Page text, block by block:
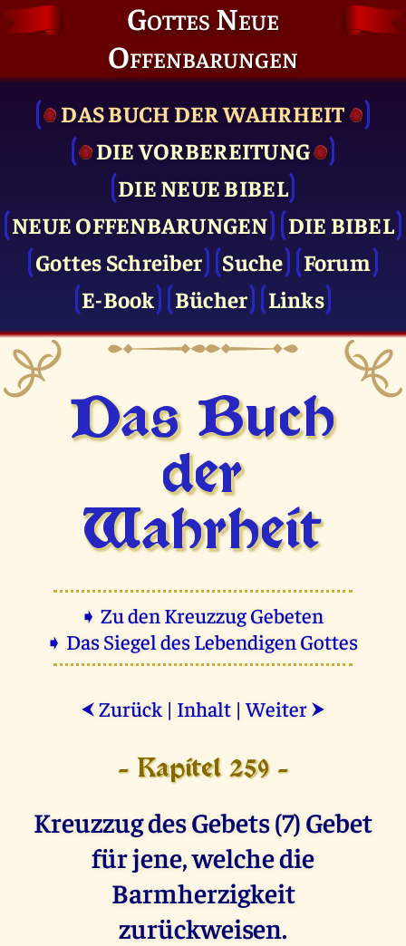
Gottes Neue
Offenbarungen
DAS BUCH DER WAHRHEIT
DIE VOR­BEREITUNG
DIE NEUE BIBEL
NEUE OFFENBARUNGEN
DIE BIBEL
Gottes Schreiber
Suche
Forum
E-Book
Bücher Links
Das Buch
der
Wahrheit
➧ Zu den Kreuzzug Gebeten
➧ Das Siegel des Lebendigen Gottes
⮜ Zurück | Inhalt |Weiter ⮞
- Kapitel 259 -
Kreuzzug des Gebets (7) Gebet
für jene, welche die
Barmherzigkeit
zurückweisen.